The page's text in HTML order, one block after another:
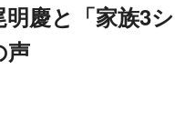
慶と「家族3
声